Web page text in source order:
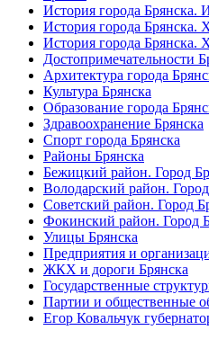
История города Брянска.
История города Брянска.
История города Брянска.
Достопримечательности
Архитектура города
Культура Брянска
Образование города
Здравоохранение Брянска
Спорт города Брянска
Районы Брянска
Бежицкий район. Город
Володарский район.
Советский район. Город
Фокинский район. Город
Улицы Брянска
Предприятия и
ЖКХ и дороги Брянска
Государственные
Партии и общественные
Егор Ковальчук